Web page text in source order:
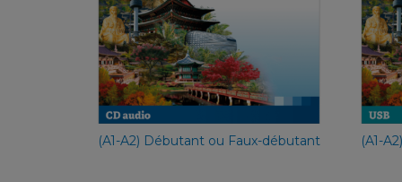
(A1-A2) Débutant ou Faux-débutant
Sans Peine
54,90 €
(A1-